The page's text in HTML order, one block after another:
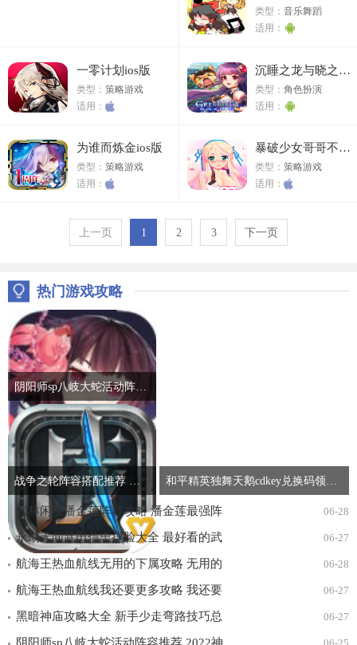
类型：音乐舞蹈
适用：
一零计划ios版
类型： 策略游戏
适用：
沉睡之龙与晓之战士物语
类型：角色扮演
适用：
为谁而炼金ios版
类型： 策略游戏
适用：
暴破少女哥哥不要嘛ios版
类型：策略游戏
适用：
上一页 1 2 3 下一页
热门游戏攻略
阴阳师sp八岐大蛇活动阵容推荐 2022神堕八岐大蛇活动通关攻略
武林闲侠潘金莲阵容攻略 潘金莲最强阵
容搭配推荐
06-28
永劫无间武田信忠捏脸大全 最好看的武
田信忠捏脸数据一览
06-27
航海王热血航线无用的下属攻略 无用的
下属探索通关打法详解
06-28
航海王热血航线我还要更多攻略 我还要
更多无尽探索通关打法详解
06-27
黑暗神庙攻略大全 新手少走弯路技巧总 06-27